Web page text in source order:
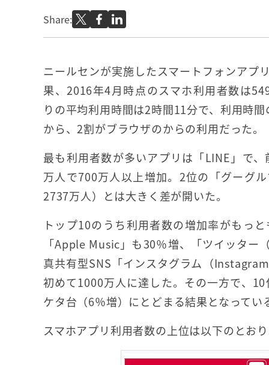
Share:
ニールセンが実施したスマートフォンアプ
果、2016年4月時点のスマホ利用者数は
りの平均利用時間は2時間11分で、利用時
から、2割がブラウザのからの利用だった。
最も利用者数が多いアプリは「LINE」で
万人で700万人以上増加。2位の「グーグ
2737万人）とは大きく差が開いた。
トップ10のうち利用者数の増加率がもっ
「Apple Music」も30％増、「ツイッタ
真共有型SNS「インスタグラム（
初めて1000万人に達した。その一方で、
ケタ台（6％増）にとどまる結果となってい
スマホアプリ利用者数の上位は以下のとお